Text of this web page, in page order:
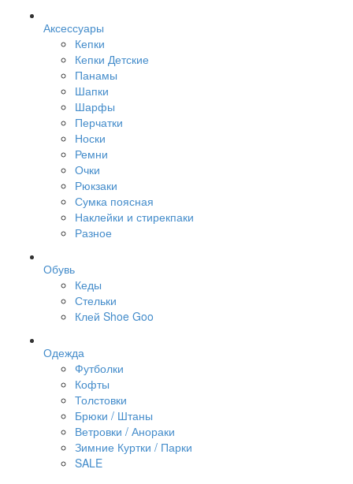
Аксессуары
Кепки
Кепки Детские
Панамы
Шапки
Шарфы
Перчатки
Носки
Ремни
Очки
Рюкзаки
Сумка поясная
Наклейки и стирекпаки
Разное
Обувь
Кеды
Стельки
Клей Shoe Goo
Одежда
Футболки
Кофты
Толстовки
Брюки / Штаны
Ветровки / Анораки
Зимние Куртки / Парки
SALE